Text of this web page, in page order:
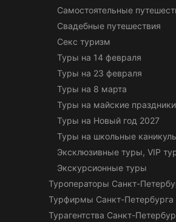
Самостоятельные
Свадебные путешествия
Секс туризм
Туры на 14 февраля
Туры на 23 февраля
Туры на 8 марта
Туры на майские
Туры на Новый год 2027
Туры на школьные
Эксклюзивные туры, VIP
Экскурсионные туры
Туроператоры Санкт-
Турфирмы Санкт-Петербурга
Турагентства Санкт-